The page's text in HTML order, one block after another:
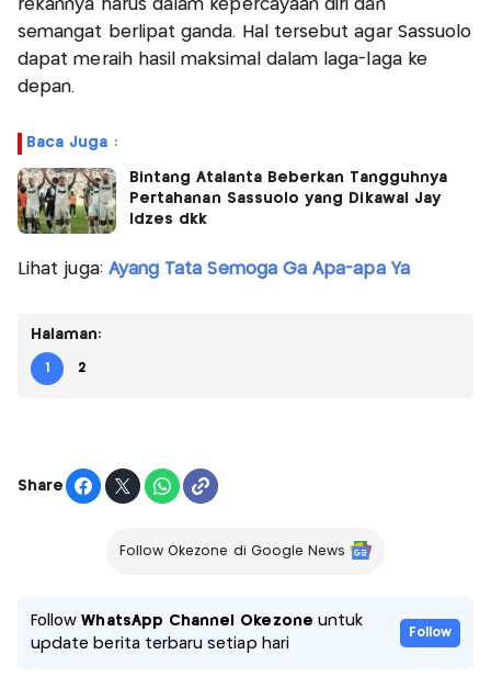
rekannya harus dalam kepercayaan diri dan
semangat berlipat ganda. Hal tersebut agar Sassuolo
dapat meraih hasil maksimal dalam laga-laga ke
depan.
Baca Juga :
Bintang Atalanta Beberkan Tangguhnya
Pertahanan Sassuolo yang Dikawal Jay
Idzes dkk
Lihat juga: Ayang Tata Semoga Ga Apa-apa Ya
Halaman:
1 2
Share
Follow Okezone di Google News
FollowWhatsApp Channel Okezone untuk
update berita terbaru setiap hari
Follow